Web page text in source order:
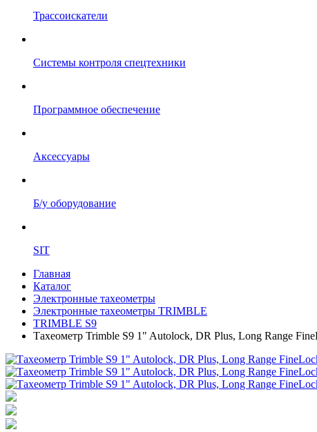
Трассоискатели
Системы контроля спецтехники
Программное обеспечение
Аксессуары
Б/у оборудование
SIT
Главная
Каталог
Электронные тахеометры
Электронные тахеометры TRIMBLE
TRIMBLE S9
Тахеометр Trimble S9 1" Autolock, DR Plus, Long Range